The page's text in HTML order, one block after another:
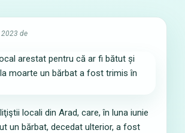
2023 de
locali din Arad, care, în luna iunie
un bărbat, decedat ulterior, a fost